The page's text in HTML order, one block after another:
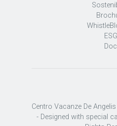
ESG
Doc
Centro Vacanze De
- Designed with special